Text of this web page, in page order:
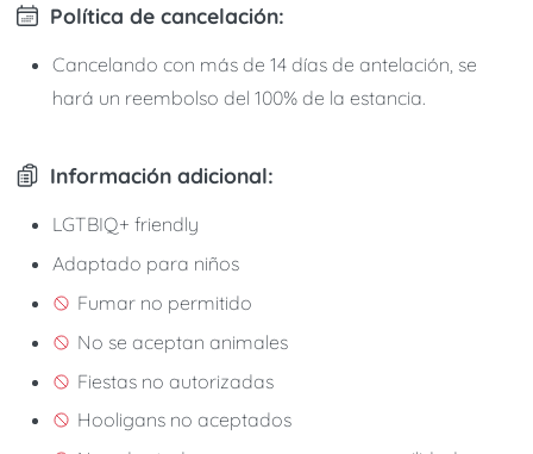
Política de cancelación:
Cancelando con más de 14 días de antelación, se
hará un reembolso del 100% de la estancia.
Información adicional:
LGTBIQ+ friendly
Adaptado para niños
Fumar no permitido
No se aceptan animales
Fiestas no autorizadas
Hooligans no aceptados